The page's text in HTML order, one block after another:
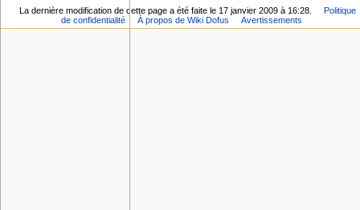
La dernière modification de cette page a été faite le 17 janvier 2009 à 16:28.
Politique
de confidentialité
À propos de Wiki Dofus Avertissements